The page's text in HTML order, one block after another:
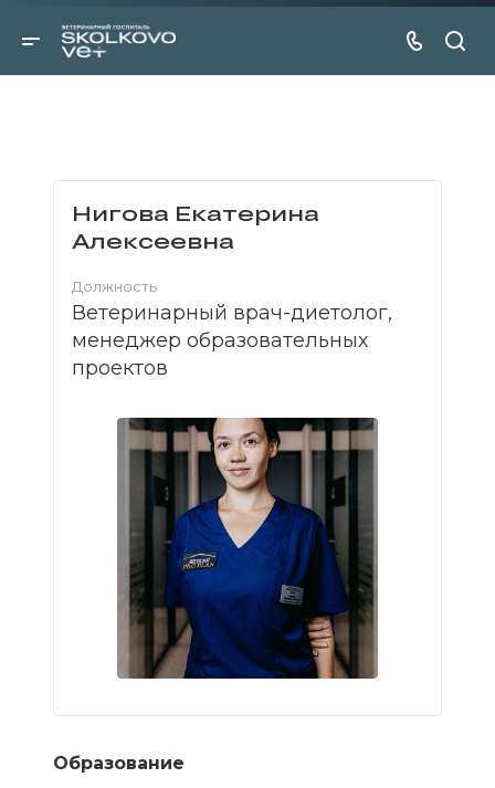
Нигова Екатерина
Алексеевна
Должность
Ветеринарный врач-диетолог,
менеджер образовательных
проектов
Образование